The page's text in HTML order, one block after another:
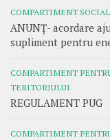
COMPARTIMENT SOCIAL
ANUNȚ- acordare
supliment pentru
COMPARTIMENT
TERITORIULUI
REGULAMENT PUG
COMPARTIMENT